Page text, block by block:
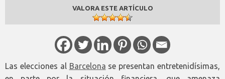
VALORA ESTE ARTÍCULO
Las elecciones al Barcelona se presentan entretenidísimas,